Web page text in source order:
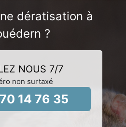
dératisation à
?
NOUS 7/7
non surtaxé
14 76 35